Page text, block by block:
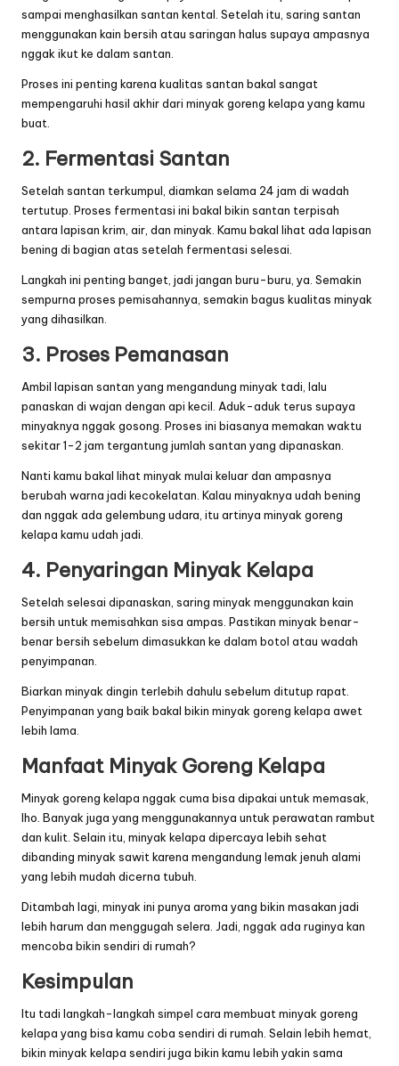
sampai menghasilkan santan kental. Setelah itu, saring santan
menggunakan kain bersih atau saringan halus supaya ampasnya
nggak ikut ke dalam santan.
Proses ini penting karena kualitas santan bakal sangat
mempengaruhi hasil akhir dari minyak goreng kelapa yang kamu
buat.
2. Fermentasi Santan
Setelah santan terkumpul, diamkan selama 24 jam di wadah
tertutup. Proses fermentasi ini bakal bikin santan terpisah
antara lapisan krim, air, dan minyak. Kamu bakal lihat ada lapisan
bening di bagian atas setelah fermentasi selesai.
Langkah ini penting banget, jadi jangan buru-buru, ya. Semakin
sempurna proses pemisahannya, semakin bagus kualitas minyak
yang dihasilkan.
3. Proses Pemanasan
Ambil lapisan santan yang mengandung minyak tadi, lalu
panaskan di wajan dengan api kecil. Aduk-aduk terus supaya
minyaknya nggak gosong. Proses ini biasanya memakan waktu
sekitar 1-2 jam tergantung jumlah santan yang dipanaskan.
Nanti kamu bakal lihat minyak mulai keluar dan ampasnya
berubah warna jadi kecokelatan. Kalau minyaknya udah bening
dan nggak ada gelembung udara, itu artinya minyak goreng
kelapa kamu udah jadi.
4. Penyaringan Minyak Kelapa
Setelah selesai dipanaskan, saring minyak menggunakan kain
bersih untuk memisahkan sisa ampas. Pastikan minyak benar-
benar bersih sebelum dimasukkan ke dalam botol atau wadah
penyimpanan.
Biarkan minyak dingin terlebih dahulu sebelum ditutup rapat.
Penyimpanan yang baik bakal bikin minyak goreng kelapa awet
lebih lama.
Manfaat Minyak Goreng Kelapa
Minyak goreng kelapa nggak cuma bisa dipakai untuk memasak,
lho. Banyak juga yang menggunakannya untuk perawatan rambut
dan kulit. Selain itu, minyak kelapa dipercaya lebih sehat
dibanding minyak sawit karena mengandung lemak jenuh alami
yang lebih mudah dicerna tubuh.
Ditambah lagi, minyak ini punya aroma yang bikin masakan jadi
lebih harum dan menggugah selera. Jadi, nggak ada ruginya kan
mencoba bikin sendiri di rumah?
Kesimpulan
Itu tadi langkah-langkah simpel cara membuat minyak goreng
kelapa yang bisa kamu coba sendiri di rumah. Selain lebih hemat,
bikin minyak kelapa sendiri juga bikin kamu lebih yakin sama